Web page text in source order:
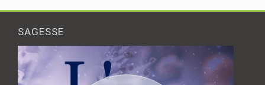
SAGESSE